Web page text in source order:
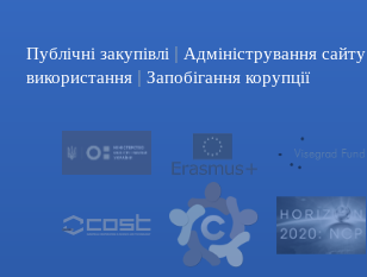
Публічні закупівлі | Адміністрування сайту
використання | Запобігання корупції